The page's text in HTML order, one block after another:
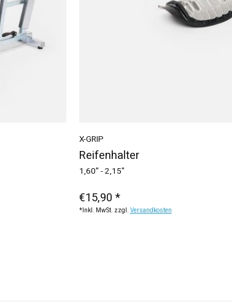
X-GRIP
Reifenhalter
1,60" - 2,15"
€15,90 *
*Inkl. MwSt. zzgl. Versandkosten